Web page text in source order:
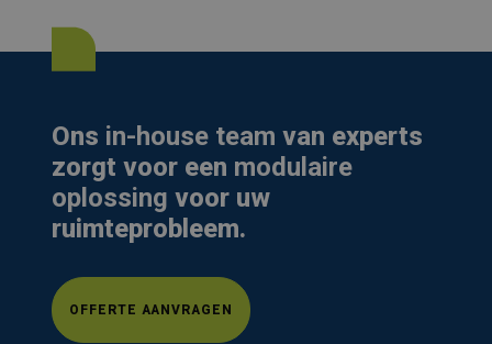
Ons in-house team van experts
zorgt voor een modulaire
oplossing voor uw
ruimteprobleem.
OFFERTE AANVRAGEN